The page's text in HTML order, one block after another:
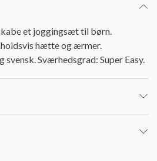
et joggingsæt til børn.
hætte og ærmer.
Sværhedsgrad: Super Easy.